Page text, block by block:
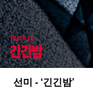
선미 - ‘긴긴밤’